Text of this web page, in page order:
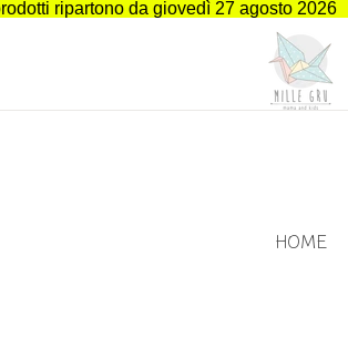
ripartono da giovedì 27 agosto 2026
HOME